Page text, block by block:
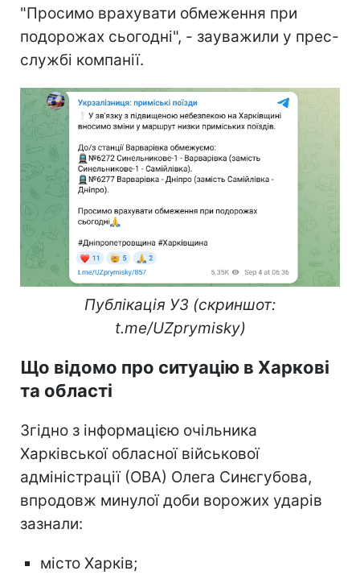
"Просимо врахувати обмеження при
подорожах сьогодні", - зауважили у прес-
службі компанії.
Публікація УЗ (скриншот:
t.me/UZprymisky)
Що відомо про ситуацію в Харкові
та області
Згідно з інформацією очільника
Харківської обласної військової
адміністрації (ОВА) Олега Синєгубова,
впродовж минулої доби ворожих ударів
зазнали:
місто Харків;